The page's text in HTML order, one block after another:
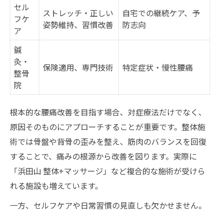
セル
フケ
ア
ストレッチ・正しい
姿勢維持、習慣改善
自宅での継続ケア、予
防志向
鍼
灸・
整骨
院
保険適用、専門技術 特定症状・慢性腰痛
根本的な腰痛改善を目指す場合、対症療法だけでなく、
原因そのものにアプローチすることが重要です。整体施
術では骨盤や背骨の歪みを整え、筋肉のバランスを回復
することで、痛みの根源から改善を図ります。実際に
「浜田山 整体+マッサージ」など複合的な施術が受けら
れる施設も増えています。
一方、セルフケアや日常習慣の見直しも欠かせません。